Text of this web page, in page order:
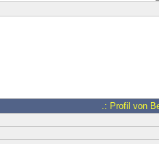
.: Profil von